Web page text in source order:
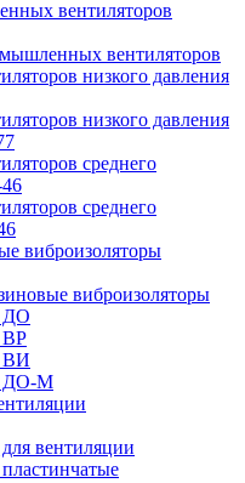
вентиляторов
вентиляторов
низкого давления
низкого давления
среднего
среднего
виброизоляторы
виброизоляторы
ДО
ВР
ВИ
ДО-М
вентиляции